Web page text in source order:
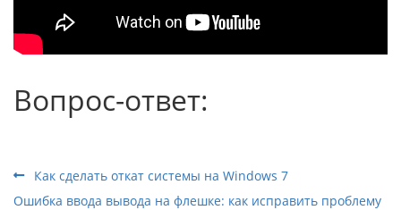
Вопрос-ответ:
Как сделать откат системы на Windows 7
Ошибка ввода вывода на флешке: как исправить проблему